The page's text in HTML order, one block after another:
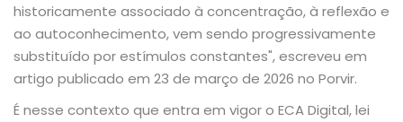
historicamente associado à concentração, à reflexão e
ao autoconhecimento, vem sendo progressivamente
substituído por estímulos constantes", escreveu em
artigo publicado em 23 de março de 2026 no Porvir.
É nesse contexto que entra em vigor o ECA Digital, lei